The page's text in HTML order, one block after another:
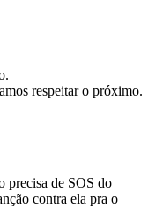
respeitar o próximo.
precisa de SOS do
contra ela pra o